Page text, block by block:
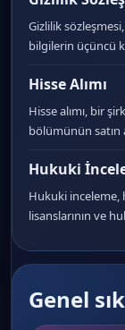
Gizlilik
bilgilerin üçüncü
Hisse Alımı
Hisse alımı, bir
bölümünün satın
Hukuki
Hukuki inceleme,
lisanslarının ve
Genel